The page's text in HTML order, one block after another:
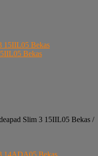
Bekas
Slim 3 15IIL05 Bekas /